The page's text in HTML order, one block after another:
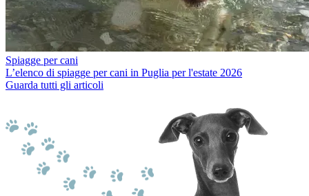
Spiagge per cani
L’elenco di spiagge per cani in Puglia per l'estate 2026
Guarda tutti gli articoli